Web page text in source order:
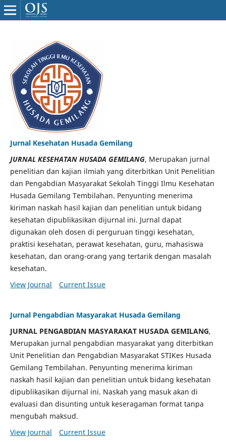
Jurnal Kesehatan Husada Gemilang
JURNAL KESEHATAN HUSADA GEMILANG, Merupakan jurnal
penelitian dan kajian ilmiah yang diterbitkan Unit Penelitian
dan Pengabdian Masyarakat Sekolah Tinggi Ilmu Kesehatan
Husada Gemilang Tembilahan. Penyunting menerima
kiriman naskah hasil kajian dan penelitian untuk bidang
kesehatan dipublikasikan dijurnal ini. Jurnal dapat
digunakan oleh dosen di perguruan tinggi kesehatan,
praktisi kesehatan, perawat kesehatan, guru, mahasiswa
kesehatan, dan orang-orang yang tertarik dengan masalah
kesehatan.
View Journal
Current Issue
Jurnal Pengabdian Masyarakat Husada Gemilang
JURNAL PENGABDIAN MASYARAKAT HUSADA GEMILANG,
Merupakan jurnal pengabdian masyarakat yang diterbitkan
Unit Penelitian dan Pengabdian Masyarakat STIKes Husada
Gemilang Tembilahan. Penyunting menerima kiriman
naskah hasil kajian dan penelitian untuk bidang kesehatan
dipublikasikan dijurnal ini. Naskah yang masuk akan di
evaluasi dan disunting untuk keseragaman format tanpa
mengubah maksud.
View Journal
Current Issue